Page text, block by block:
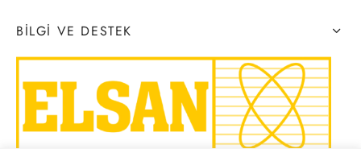
BILGI VE DESTEK